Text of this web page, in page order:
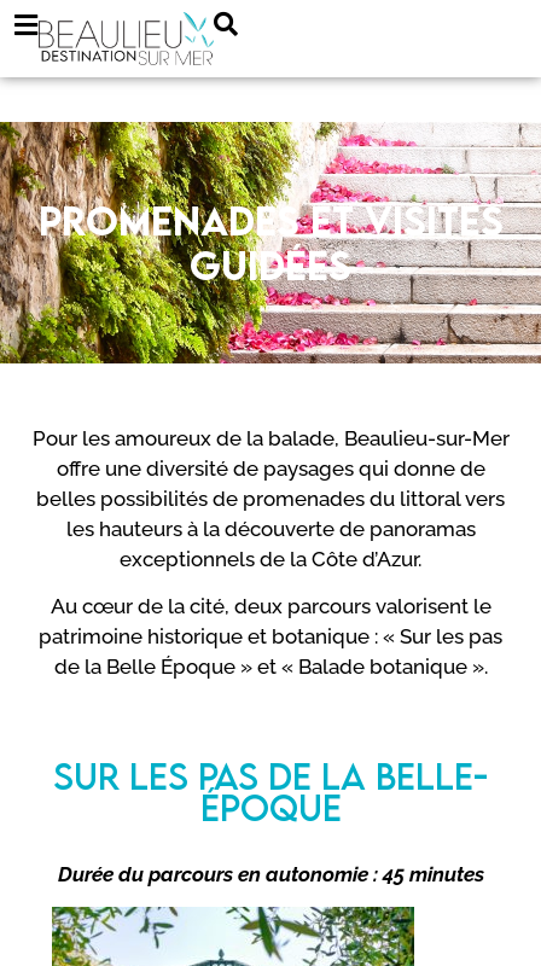
Promenades et visites
guidées
Pour les amoureux de la balade, Beaulieu-sur-Mer
offre une diversité de paysages qui donne de
belles possibilités de promenades du littoral vers
les hauteurs à la découverte de panoramas
exceptionnels de la Côte d’Azur.
Au cœur de la cité, deux parcours valorisent le
patrimoine historique et botanique : « Sur les pas
de la Belle Époque » et « Balade botanique ».
SUR LES PAS DE LA BELLE-
ÉPOQUE
Durée du parcours en autonomie : 45 minutes